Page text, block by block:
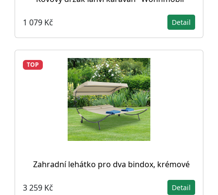
1 079 Kč Detail
TOP
Zahradní lehátko pro dva bindox, krémové
3 259 Kč Detail